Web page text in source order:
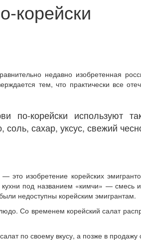
корейски
недавно изобретенная
тем, что практически все
по-корейски используют
сахар, уксус, свежий
— это изобретение корейских
под названием «кимчи» — смесь
недоступны корейским эмигрантам.
Со временем корейский салат
по своему вкусу, а позже в